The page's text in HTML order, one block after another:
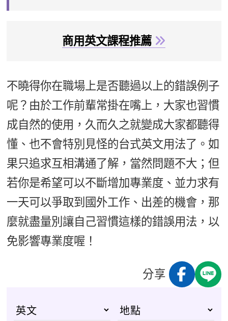
商用英文課程推薦
不曉得你在職場上是否聽過以上的錯誤例子
呢？由於工作前輩常掛在嘴上，大家也習慣
成自然的使用，久而久之就變成大家都聽得
懂、也不會特別見怪的台式英文用法了。如
果只追求互相溝通了解，當然問題不大；但
若你是希望可以不斷增加專業度、並力求有
一天可以爭取到國外工作、出差的機會，那
麼就盡量別讓自己習慣這樣的錯誤用法，以
免影響專業度喔！
分享